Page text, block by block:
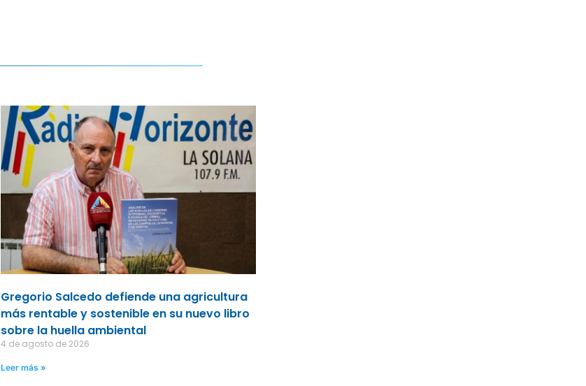
Gregorio Salcedo defiende una agricultura
más rentable y sostenible en su nuevo libro
sobre la huella ambiental
4 de agosto de 2026
Leer más »